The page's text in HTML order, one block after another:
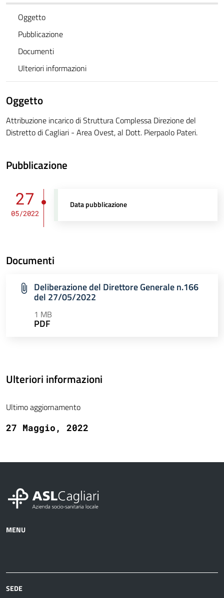
Oggetto
Pubblicazione
Documenti
Ulteriori informazioni
Oggetto
Attribuzione incarico di Struttura Complessa Direzione del
Distretto di Cagliari - Area Ovest, al Dott. Pierpaolo Pateri.
Pubblicazione
27
05/2022
Data pubblicazione
Documenti
Deliberazione del Direttore Generale n.166
del 27/05/2022
1 MB
PDF
Ulteriori informazioni
Ultimo aggiornamento
27 Maggio, 2022
MENU
sanitarie
fare
SEDE